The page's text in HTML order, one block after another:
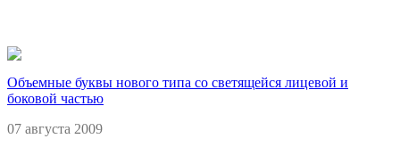
Объемные буквы нового типа со светящейся лицевой и
боковой частью
07 августа 2009